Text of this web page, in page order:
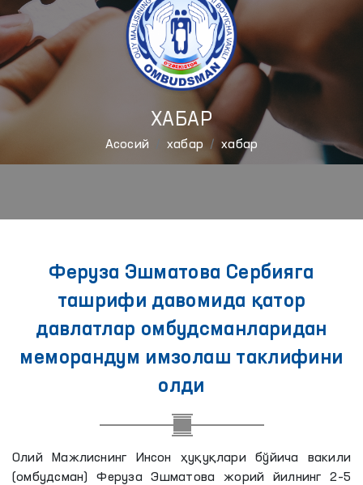
ХАБАР
Aсосий хабар хабар
Феруза Эшматова Сербияга
ташрифи давомида қатор
давлатлар омбудсманларидан
меморандум имзолаш таклифини
олди
Олий Мажлиснинг Инсон ҳуқуқлари бўйича вакили
(омбудсман) Феруза Эшматова жорий йилнинг 2–5